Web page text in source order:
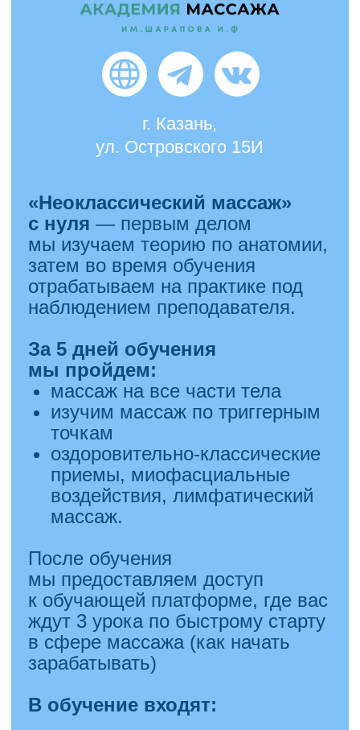
избавиться от очков и линз!
Лазерная коррекция зрения
в клинике«Омикрон»
быстро и безболезненно.
Процедура занимает всего9
, и вы забудете
о корректирующих средствах!
Почему выбрать «Омикрон»:
Опытная командассредним
стажем 21 год.
Современное оборудование
анестезия и комфорт
на каждом этапе.
Рассрочка без процентов
на 3 месяца.
Лазерная коррекция зрения
от 12 399 рублей
за оба глаза.
«Омикрон»—победитель
гран-при «Лучшая частная
клиника»
Доверьтесь профессионалам
г. Казань, ул. Зинина,